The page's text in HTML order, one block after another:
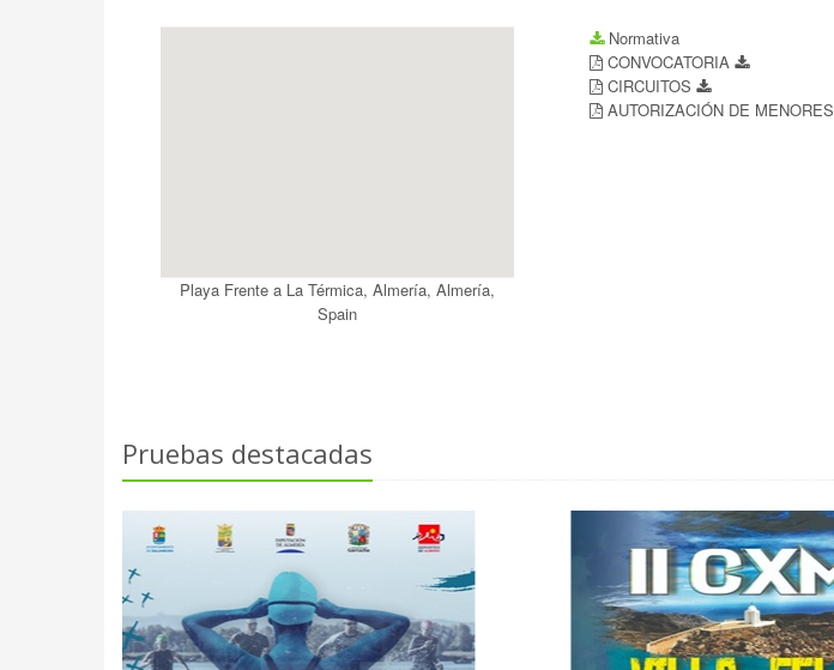
Playa Frente a La Térmica, Almería, Almería,
Spain
Normativa
CONVOCATORIA
CIRCUITOS
AUTORIZACIÓN DE MENORES
Pruebas destacadas